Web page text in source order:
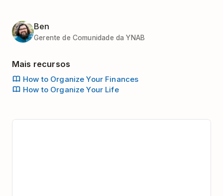
Ben
Gerente de Comunidade da YNAB
Mais recursos
How to Organize Your Finances
How to Organize Your Life